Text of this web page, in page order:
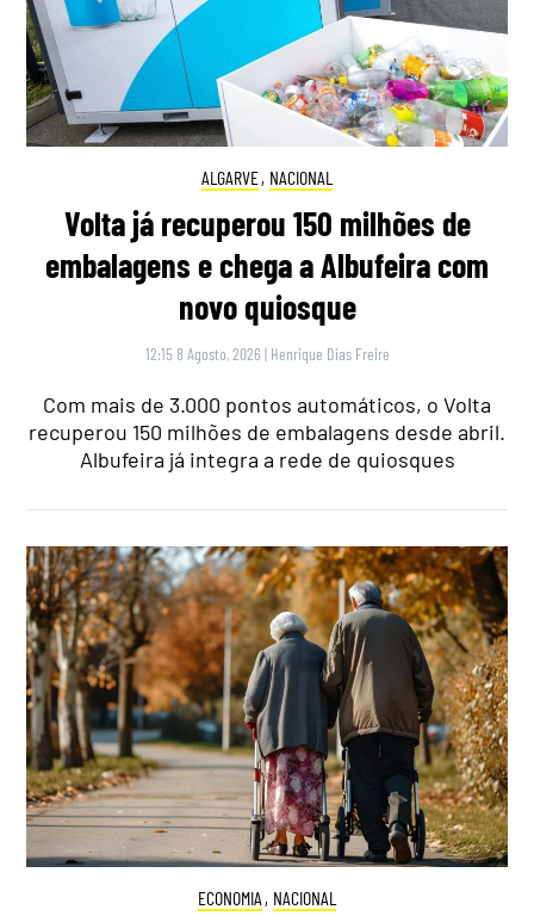
ALGARVE, NACIONAL
Volta já recuperou 150 milhões de
embalagens e chega a Albufeira com
novo quiosque
12:15 8 Agosto, 2026 | Henrique Dias Freire
Com mais de 3.000 pontos automáticos, o Volta
recuperou 150 milhões de embalagens desde abril.
Albufeira já integra a rede de quiosques
ECONOMIA , NACIONAL